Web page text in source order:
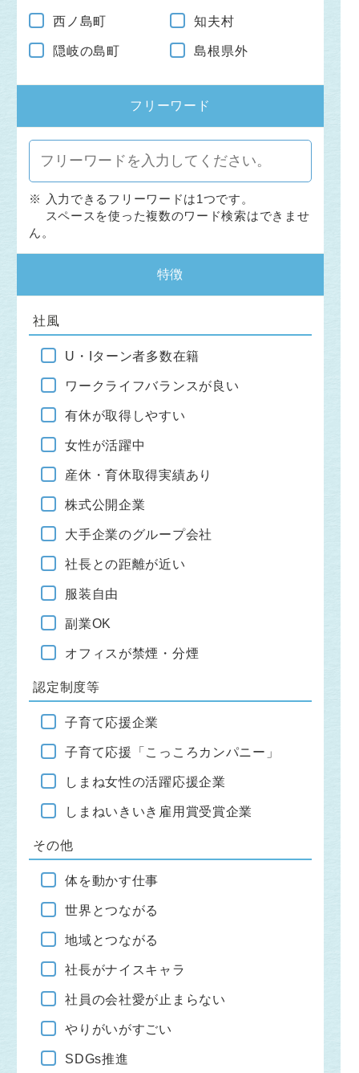
西ノ島町 知夫村
隠岐の島町 島根県外
フリーワード
※ 入力できるフリーワードは1つです。
スペースを使った複数のワード検索はできませ
ん。
特徴
社風
U・Iターン者多数在籍
ワークライフバランスが良い
有休が取得しやすい
女性が活躍中
産休・育休取得実績あり
株式公開企業
大手企業のグループ会社
社長との距離が近い
服装自由
副業OK
オフィスが禁煙・分煙
認定制度等
子育て応援企業
子育て応援「こっころカンパニー」
しまね女性の活躍応援企業
しまねいきいき雇用賞受賞企業
その他
体を動かす仕事
世界とつながる
地域とつながる
社長がナイスキャラ
社員の会社愛が止まらない
やりがいがすごい
SDGs推進